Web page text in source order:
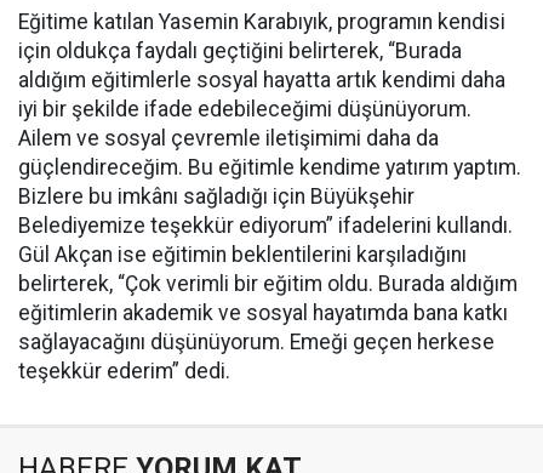
Eğitime katılan Yasemin Karabıyık, programın kendisi
için oldukça faydalı geçtiğini belirterek, “Burada
aldığım eğitimlerle sosyal hayatta artık kendimi daha
iyi bir şekilde ifade edebileceğimi düşünüyorum.
Ailem ve sosyal çevremle iletişimimi daha da
güçlendireceğim. Bu eğitimle kendime yatırım yaptım.
Bizlere bu imkânı sağladığı için Büyükşehir
Belediyemize teşekkür ediyorum” ifadelerini kullandı.
Gül Akçan ise eğitimin beklentilerini karşıladığını
belirterek, “Çok verimli bir eğitim oldu. Burada aldığım
eğitimlerin akademik ve sosyal hayatımda bana katkı
sağlayacağını düşünüyorum. Emeği geçen herkese
teşekkür ederim” dedi.